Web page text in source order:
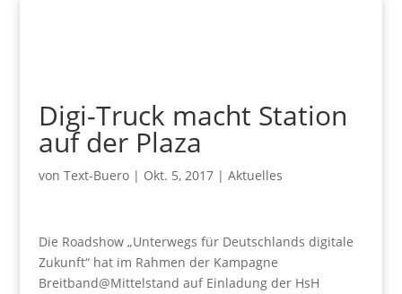
Digi-Truck macht Station
auf der Plaza
von Text-Buero| Okt. 5, 2017| Aktuelles
Die Roadshow „Unterwegs für Deutschlands digitale
Zukunft“ hat im Rahmen der Kampagne
Breitband@Mittelstand auf Einladung der HsH